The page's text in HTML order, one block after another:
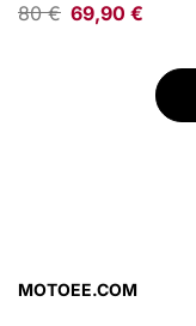
80€ 69,90 €
MOTOEE.COM